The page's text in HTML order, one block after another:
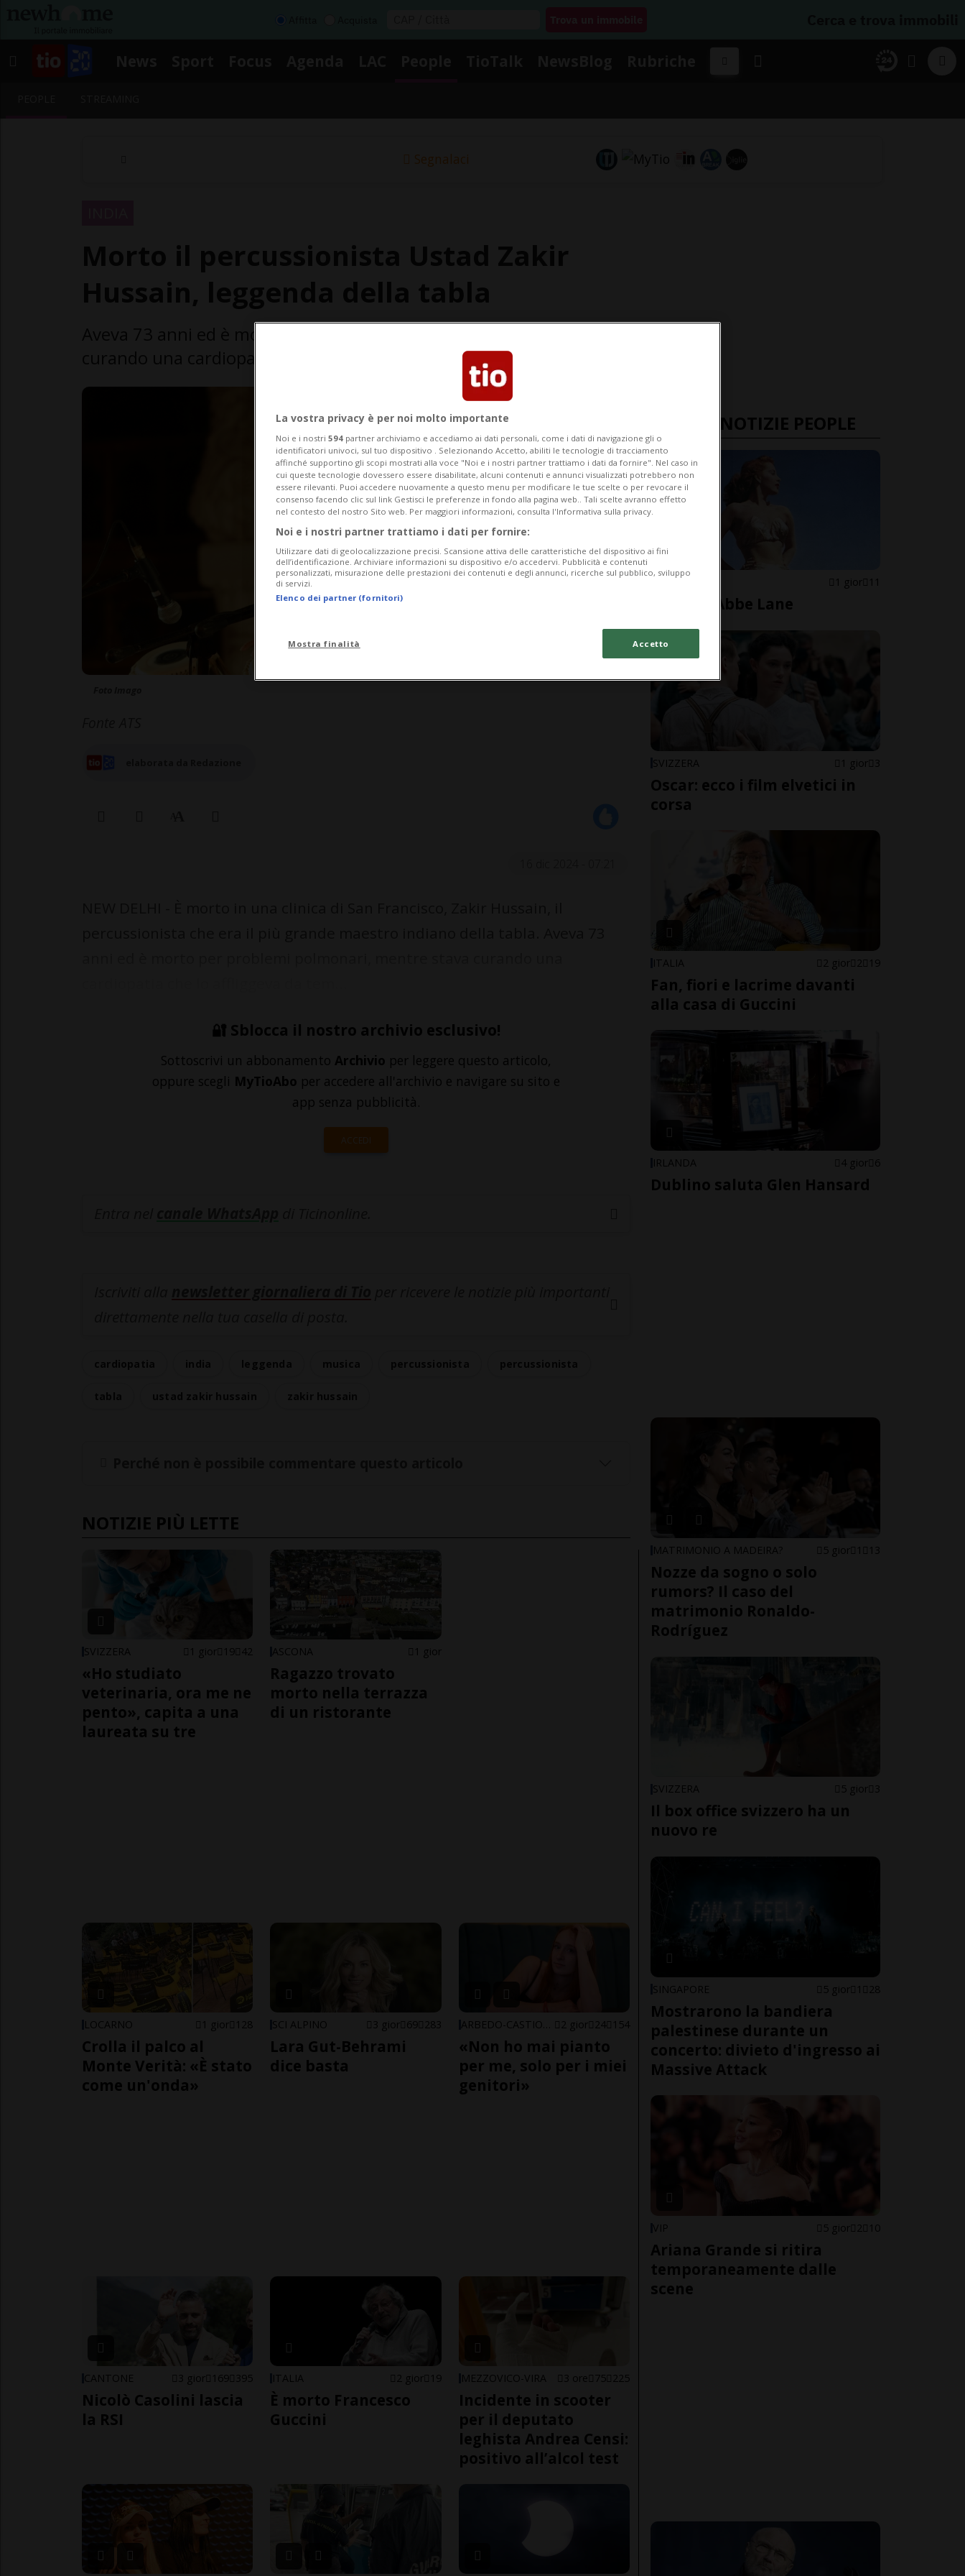
Segnalaci
curando una cardiopatia che lo affliggeva da tempo
🔐 Sblocca il nostro archivio esclusivo!
Sottoscrivi un abbonamento Archivio per leggere questo articolo,
oppure scegli MyTioAbo per accedere all'archivio e navigare su sito e
app senza pubblicità.
ACCEDI
NOTIZIE PIÙ LETTE
SVIZZERA 1 gior 19 42
«Ho studiato
veterinaria, ora me ne
pento», capita a una
laureata su tre
ASCONA 1 gior
Ragazzo trovato
morto nella terrazza
di un ristorante
LOCARNO 1 gior 128
Crolla il palco al
Monte Verità: «È stato
come un'onda»
SCI ALPINO 3 gior 69 283
Lara Gut-Behrami
dice basta
2 gior 24 154
«Non ho mai pianto
per me, solo per i miei
genitori»
CANTONE 3 gior 169 395
Nicolò Casolini lascia
la RSI
ITALIA 2 gior 19
È morto Francesco
Guccini
MEZZOVICO-VIRA 3 ore 75 225
Incidente in scooter
per il deputato
leghista Andrea Censi:
positivo all’alcol test
ULTIME NOTIZIE PEOPLE
STATI UNITI 1 gior 11
È morta Abbe Lane
SVIZZERA 1 gior 3
Oscar: ecco i film elvetici in
corsa
ITALIA 2 gior 2 19
Fan, fiori e lacrime davanti
alla casa di Guccini
IRLANDA 4 gior 6
Dublino saluta Glen Hansard
MATRIMONIO A MADEIRA? 5 gior 1 13
Nozze da sogno o solo
rumors? Il caso del
matrimonio Ronaldo-
Rodríguez
SVIZZERA 5 gior 3
Il box office svizzero ha un
nuovo re
SINGAPORE 5 gior 1 28
Mostrarono la bandiera
palestinese durante un
concerto: divieto d'ingresso ai
Massive Attack
VIP 5 gior 2 10
Ariana Grande si ritira
temporaneamente dalle
scene
La vostra privacy è per noi molto importante
Noi e i nostri 594 partner archiviamo e accediamo ai dati personali, come i dati di navigazione gli o
identificatori univoci, sul tuo dispositivo . Selezionando Accetto, abiliti le tecnologie di tracciamento
affinché supportino gli scopi mostrati alla voce "Noi e i nostri partner trattiamo i dati da fornire". Nel caso in
cui queste tecnologie dovessero essere disabilitate, alcuni contenuti e annunci visualizzati potrebbero non
essere rilevanti. Puoi accedere nuovamente a questo menu per modificare le tue scelte o per revocare il
consenso facendo clic sul link Gestisci le preferenze in fondo alla pagina web.. Tali scelte avranno effetto
nel contesto del nostro Sito web. Per maggiori informazioni, consulta l'Informativa sulla privacy.
Noi e i nostri partner trattiamo i dati per fornire:
Utilizzare dati di geolocalizzazione precisi. Scansione attiva delle caratteristiche del dispositivo ai fini
dell’identificazione. Archiviare informazioni su dispositivo e/o accedervi. Pubblicità e contenuti
personalizzati, misurazione delle prestazioni dei contenuti e degli annunci, ricerche sul pubblico, sviluppo
di servizi.
Elenco dei partner (fornitori)
Mostra finalità Accetto